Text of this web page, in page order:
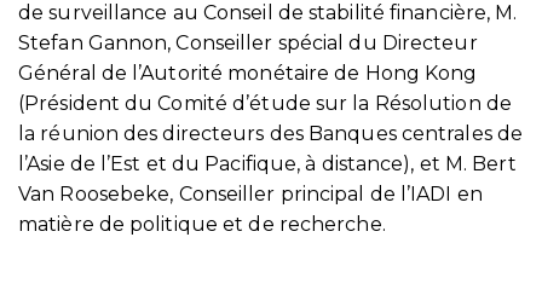
de surveillance au Conseil de stabilité financière, M.
Stefan Gannon, Conseiller spécial du Directeur
Général de l’Autorité monétaire de Hong Kong
(Président du Comité d’étude sur la Résolution de
la réunion des directeurs des Banques centrales de
l’Asie de l’Est et du Pacifique, à distance), et M. Bert
Van Roosebeke, Conseiller principal de l’IADI en
matière de politique et de recherche.